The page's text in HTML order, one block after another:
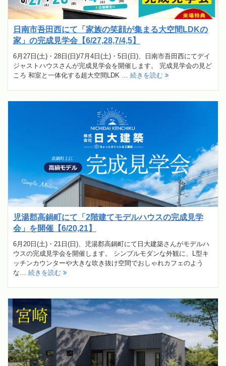
日南市吾田西にて「家族の笑顔が集まる大空間LDKの
家」の完成見学会【6/27,28,7/4,5】
6月27日(土)・28日(日)/7月4日(土)・5日(日)、日南市吾田西にてデイ
ジャストハウスさんが完成見学会を開催します。 完成見学会の見ど
ころ 和室と一体化する超大空間LDK … 続きを読む
児湯郡高鍋町にて「2階建てモデルハウスの完成見学
会」を開催【6/20,21】
6月20日(土)・21日(日)、児湯郡高鍋町にて日大建築さんがモデルハ
ウスの完成見学会を開催します。 シンプルモダンな外観に、L型キ
ッチンカウンターや大きな吹き抜け空間でおしゃれカフェのよう
な… 続きを読む